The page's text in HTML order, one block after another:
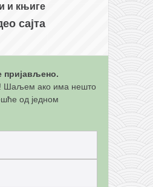
и књиге
сајта
пријављено.
Шаљем ако има нешто
од једном